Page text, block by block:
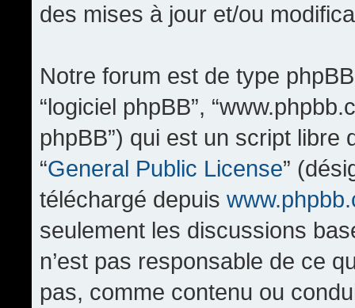
des mises à jour et/ou
Notre forum est de type phpBB
“logiciel phpBB”,
phpBB”) qui est un script
“General Public License”
téléchargé depuis
seulement les discussions
n’est pas responsable de ce
pas, comme contenu ou